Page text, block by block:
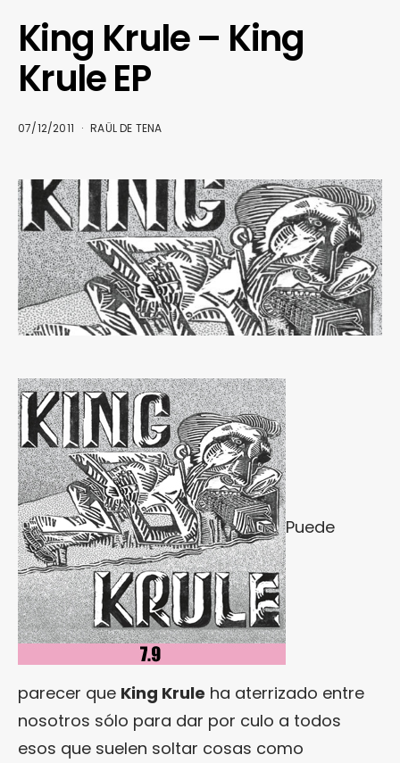
King Krule – King
Krule EP
07/12/2011 RAÜL DE TENA
Puede
parecer que King Krule ha aterrizado entre
nosotros sólo para dar por culo a todos
esos que suelen soltar cosas como